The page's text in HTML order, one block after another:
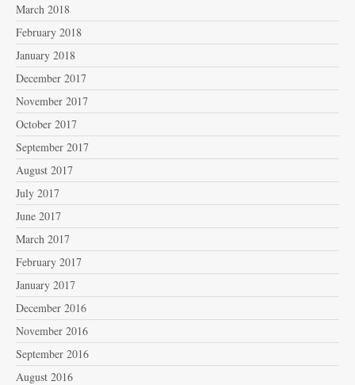
March 2018
February 2018
January 2018
December 2017
November 2017
October 2017
September 2017
August 2017
July 2017
June 2017
March 2017
February 2017
January 2017
December 2016
November 2016
September 2016
August 2016